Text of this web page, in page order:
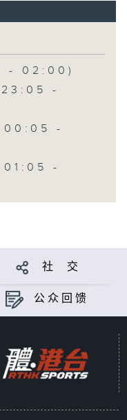
- 02:00)
23:05 -
00:05 -
01:05 -
社 交
公众回馈